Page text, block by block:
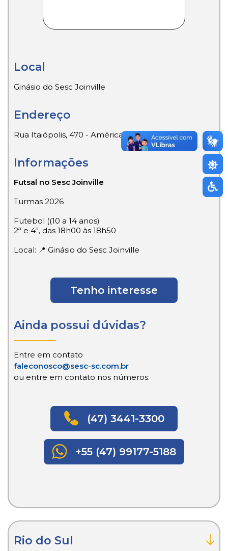
Local
Ginásio do Sesc Joinville
Endereço
Rua Itaiópolis, 470 - América - CEP 89204-100
Informações
Futsal no Sesc Joinville
Turmas 2026
Futebol ((10 a 14 anos)
2ª e 4ª, das 18h00 às 18h50
Local: 📍 Ginásio do Sesc Joinville
Tenho interesse
Ainda possui dúvidas?
Entre em contato
faleconosco@sesc-sc.com.br
ou entre em contato nos números:
(47) 3441-3300
+55 (47) 99177-5188
Rio do Sul